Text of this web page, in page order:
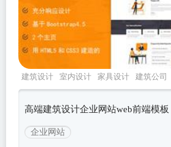
建筑设计 室内设计 家具设计 建筑公司
团
高端建筑设计企业网站web前端模板
企业网站